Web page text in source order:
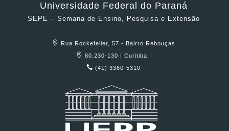
Universidade Federal do Paraná
SEPE – Semana de Ensino, Pesquisa e Extensão
Rua Rockefeller, 57 - Bairro Rebouças
80.230-130 | Curitiba |
(41) 3360-5310